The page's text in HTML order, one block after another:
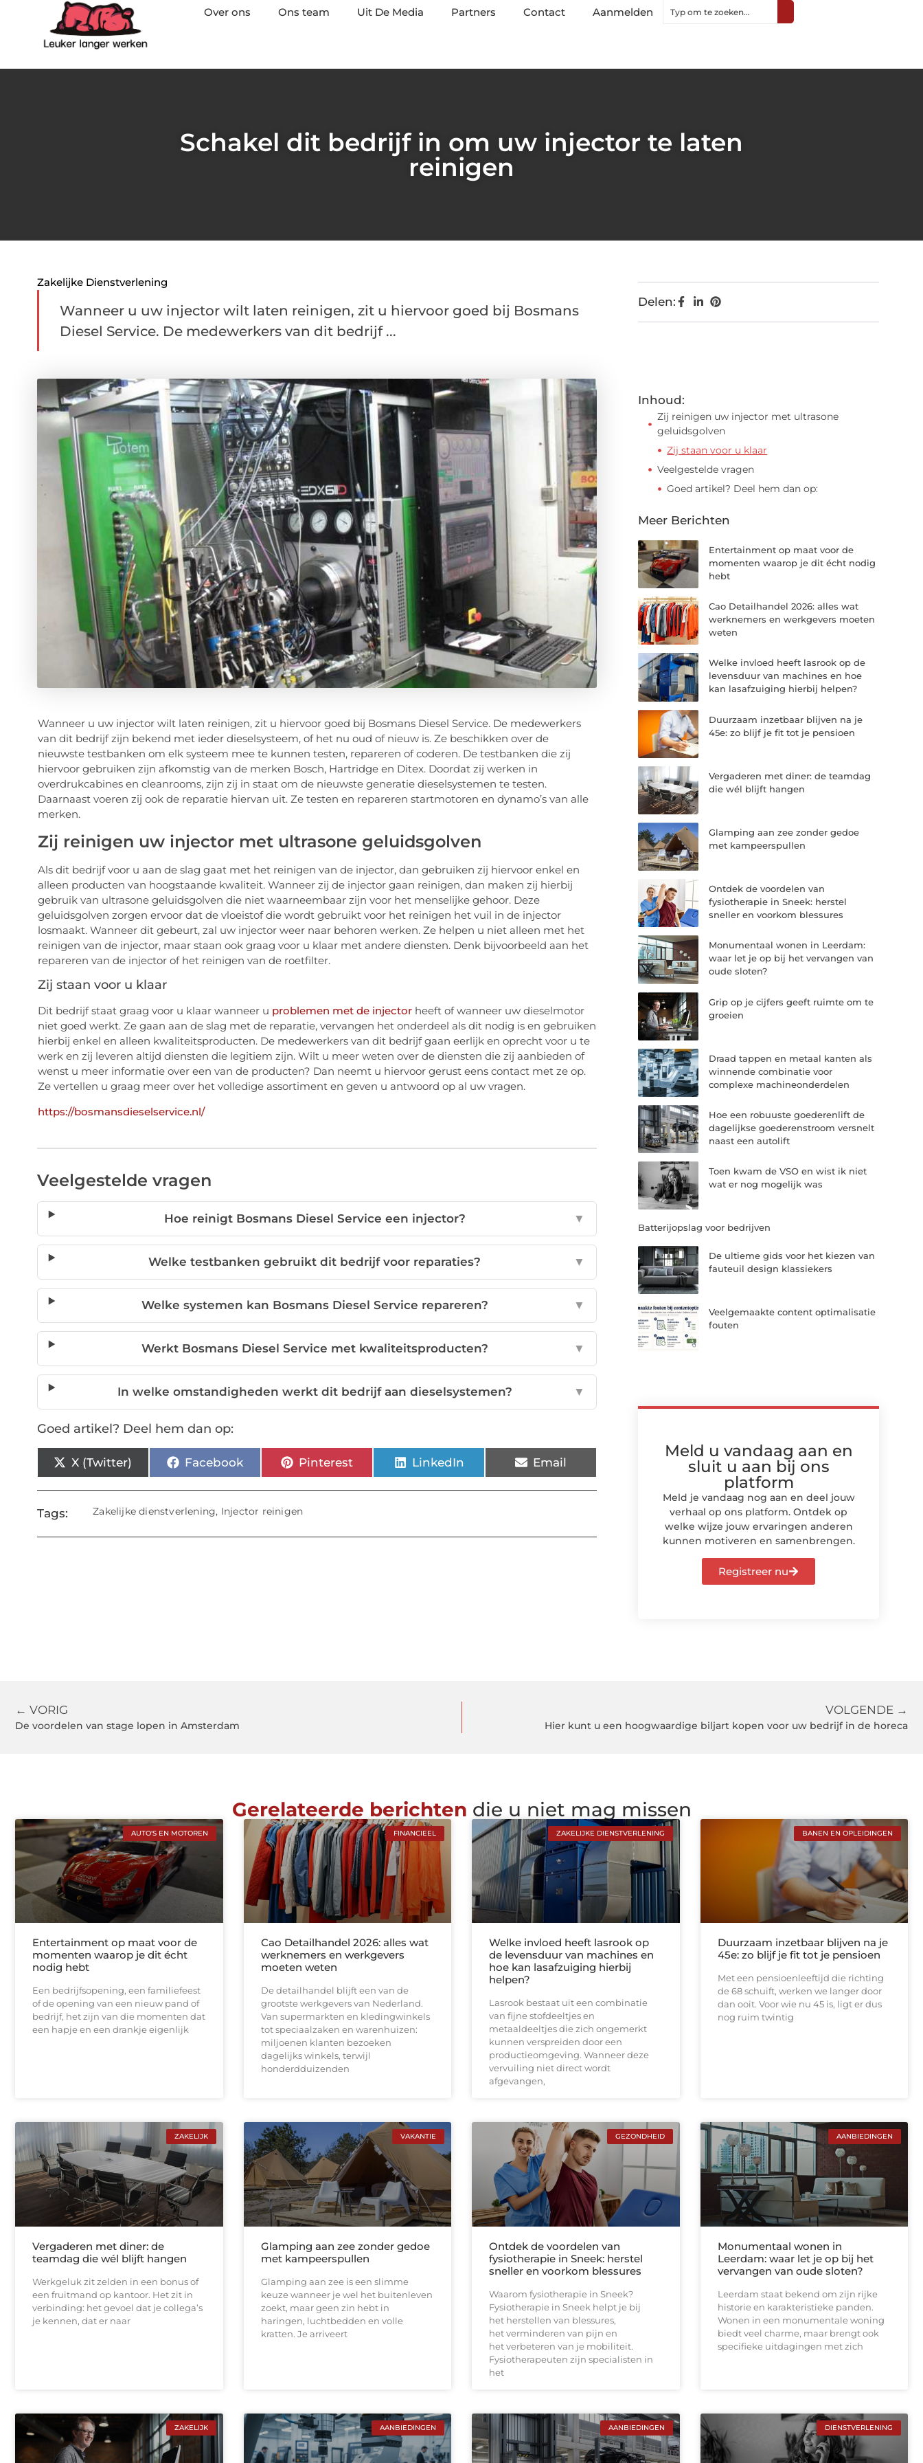
Over ons Ons team Uit De Media Partners Contact Aanmelden
Schakel dit bedrijf in om uw injector te laten
reinigen
Zakelijke Dienstverlening
Wanneer u uw injector wilt laten reinigen, zit u hiervoor goed bij Bosmans
Diesel Service. De medewerkers van dit bedrijf ...
Wanneer u uw injector wilt laten reinigen, zit u hiervoor goed bij Bosmans Diesel Service. De medewerkers
van dit bedrijf zijn bekend met ieder dieselsysteem, of het nu oud of nieuw is. Ze beschikken over de
nieuwste testbanken om elk systeem mee te kunnen testen, repareren of coderen. De testbanken die zij
hiervoor gebruiken zijn afkomstig van de merken Bosch, Hartridge en Ditex. Doordat zij werken in
overdrukcabines en cleanrooms, zijn zij in staat om de nieuwste generatie dieselsystemen te testen.
Daarnaast voeren zij ook de reparatie hiervan uit. Ze testen en repareren startmotoren en dynamo’s van alle
merken.
Zij reinigen uw injector met ultrasone geluidsgolven
Als dit bedrijf voor u aan de slag gaat met het reinigen van de injector, dan gebruiken zij hiervoor enkel en
alleen producten van hoogstaande kwaliteit. Wanneer zij de injector gaan reinigen, dan maken zij hierbij
gebruik van ultrasone geluidsgolven die niet waarneembaar zijn voor het menselijke gehoor. Deze
geluidsgolven zorgen ervoor dat de vloeistof die wordt gebruikt voor het reinigen het vuil in de injector
losmaakt. Wanneer dit gebeurt, zal uw injector weer naar behoren werken. Ze helpen u niet alleen met het
reinigen van de injector, maar staan ook graag voor u klaar met andere diensten. Denk bijvoorbeeld aan het
repareren van de injector of het reinigen van de roetfilter.
Zij staan voor u klaar
Dit bedrijf staat graag voor u klaar wanneer u problemen met de injectorheeft of wanneer uw dieselmotor
niet goed werkt. Ze gaan aan de slag met de reparatie, vervangen het onderdeel als dit nodig is en gebruiken
hierbij enkel en alleen kwaliteitsproducten. De medewerkers van dit bedrijf gaan eerlijk en oprecht voor u te
werk en zij leveren altijd diensten die legitiem zijn. Wilt u meer weten over de diensten die zij aanbieden of
wenst u meer informatie over een van de producten? Dan neemt u hiervoor gerust eens contact met ze op.
Ze vertellen u graag meer over het volledige assortiment en geven u antwoord op al uw vragen.
https://bosmansdieselservice.nl/
Veelgestelde vragen
Hoe reinigt Bosmans Diesel Service een injector? ▼
Welke testbanken gebruikt dit bedrijf voor reparaties? ▼
Welke systemen kan Bosmans Diesel Service repareren? ▼
Werkt Bosmans Diesel Service met kwaliteitsproducten? ▼
In welke omstandigheden werkt dit bedrijf aan dieselsystemen? ▼
Goed artikel? Deel hem dan op:
X (Twitter) Facebook Pinterest LinkedIn Email
Tags: Zakelijke dienstverlening, Injector reinigen
Delen:
Inhoud:
Zij reinigen uw injector met ultrasone
geluidsgolven
Zij staan voor u klaar
Veelgestelde vragen
Goed artikel? Deel hem dan op:
Meer Berichten
Entertainment op maat voor de
momenten waarop je dit écht nodig
hebt
Cao Detailhandel 2026: alles wat
werknemers en werkgevers moeten
weten
Welke invloed heeft lasrook op de
levensduur van machines en hoe
kan lasafzuiging hierbij helpen?
Duurzaam inzetbaar blijven na je
45e: zo blijf je fit tot je pensioen
Vergaderen met diner: de teamdag
die wél blijft hangen
Glamping aan zee zonder gedoe
met kampeerspullen
Ontdek de voordelen van
fysiotherapie in Sneek: herstel
sneller en voorkom blessures
Monumentaal wonen in Leerdam:
waar let je op bij het vervangen van
oude sloten?
Grip op je cijfers geeft ruimte om te
groeien
Draad tappen en metaal kanten als
winnende combinatie voor
complexe machineonderdelen
Hoe een robuuste goederenlift de
dagelijkse goederenstroom versnelt
naast een autolift
Toen kwam de VSO en wist ik niet
wat er nog mogelijk was
Batterijopslag voor bedrijven
De ultieme gids voor het kiezen van
fauteuil design klassiekers
Veelgemaakte content optimalisatie
fouten
Meld u vandaag aan en
sluit u aan bij ons
platform
Meld je vandaag nog aan en deel jouw
verhaal op ons platform. Ontdek op
welke wijze jouw ervaringen anderen
kunnen motiveren en samenbrengen.
Registreer nu
← VORIG
De voordelen van stage lopen in Amsterdam
VOLGENDE →
Hier kunt u een hoogwaardige biljart kopen voor uw bedrijf in de horeca
Gerelateerde berichten die u niet mag missen
AUTO'S EN MOTOREN
Entertainment op maat voor de
momenten waarop je dit écht
nodig hebt
Een bedrijfsopening, een familiefeest
of de opening van een nieuw pand of
bedrijf, het zijn van die momenten dat
een hapje en een drankje eigenlijk
FINANCIEEL
Cao Detailhandel 2026: alles wat
werknemers en werkgevers
moeten weten
De detailhandel blijft een van de
grootste werkgevers van Nederland.
Van supermarkten en kledingwinkels
tot speciaalzaken en warenhuizen:
miljoenen klanten bezoeken
dagelijks winkels, terwijl
honderdduizenden
ZAKELIJKE DIENSTVERLENING
Welke invloed heeft lasrook op
de levensduur van machines en
hoe kan lasafzuiging hierbij
helpen?
Lasrook bestaat uit een combinatie
van fijne stofdeeltjes en
metaaldeeltjes die zich ongemerkt
kunnen verspreiden door een
productieomgeving. Wanneer deze
vervuiling niet direct wordt
afgevangen,
BANEN EN OPLEIDINGEN
Duurzaam inzetbaar blijven na je
45e: zo blijf je fit tot je pensioen
Met een pensioenleeftijd die richting
de 68 schuift, werken we langer door
dan ooit. Voor wie nu 45 is, ligt er dus
nog ruim twintig
ZAKELIJK
Vergaderen met diner: de
teamdag die wél blijft hangen
Werkgeluk zit zelden in een bonus of
een fruitmand op kantoor. Het zit in
verbinding: het gevoel dat je collega’s
je kennen, dat er naar
VAKANTIE
Glamping aan zee zonder gedoe
met kampeerspullen
Glamping aan zee is een slimme
keuze wanneer je wel het buitenleven
zoekt, maar geen zin hebt in
haringen, luchtbedden en volle
kratten. Je arriveert
GEZONDHEID
Ontdek de voordelen van
fysiotherapie in Sneek: herstel
sneller en voorkom blessures
Waarom fysiotherapie in Sneek?
Fysiotherapie in Sneek helpt je bij
het herstellen van blessures,
het verminderen van pijn en
het verbeteren van je mobiliteit.
Fysiotherapeuten zijn specialisten in
het
AANBIEDINGEN
Monumentaal wonen in
Leerdam: waar let je op bij het
vervangen van oude sloten?
Leerdam staat bekend om zijn rijke
historie en karakteristieke panden.
Wonen in een monumentale woning
biedt veel charme, maar brengt ook
specifieke uitdagingen met zich
ZAKELIJK AANBIEDINGEN AANBIEDINGEN DIENSTVERLENING